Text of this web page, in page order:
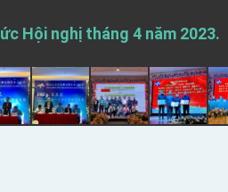
Hội nghị tháng 4 năm 2023.